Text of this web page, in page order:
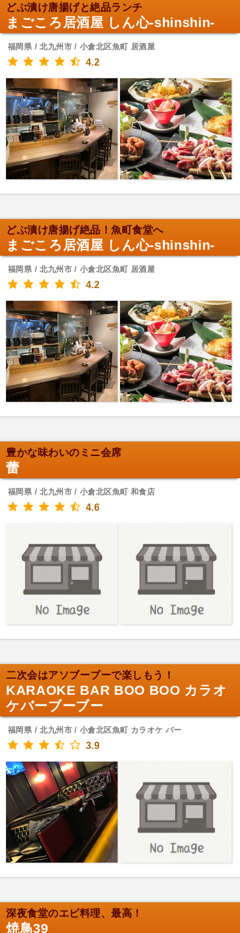
どぶ漬け唐揚げと絶品ランチ
まごころ居酒屋 しん心-shinshin-
福岡県 / 北九州市 / 小倉北区魚町 居酒屋
4.2
どぶ漬け唐揚げ絶品！魚町食堂へ
まごころ居酒屋 しん心-shinshin-
福岡県 / 北九州市 / 小倉北区魚町 居酒屋
4.2
豊かな味わいのミニ会席
蕾
福岡県 / 北九州市 / 小倉北区魚町 和食店
4.6
二次会はアソブーブーで楽しもう！
KARAOKE BAR BOO BOO カラオ
ケバーブーブー
福岡県 / 北九州市 / 小倉北区魚町 カラオケ バー
3.9
深夜食堂のエビ料理、最高！
焼鳥39